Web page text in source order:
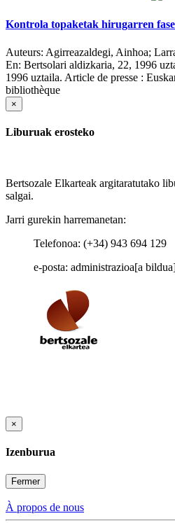
Kontrola topaketak hirugarren
Auteurs: Agirreazaldegi, Ainhoa;
En: Bertsolari aldizkaria, 22, 1996
1996 uztaila. Article de presse :
bibliothèque
×
Liburuak erosteko
Bertsozale Elkarteak argitaratutako
salgai.
Jarri gurekin harremanetan:
Telefonoa: (+34) 943 694 129
e-posta: administrazioa[a
×
Izenburua
Fermer
À propos de nous